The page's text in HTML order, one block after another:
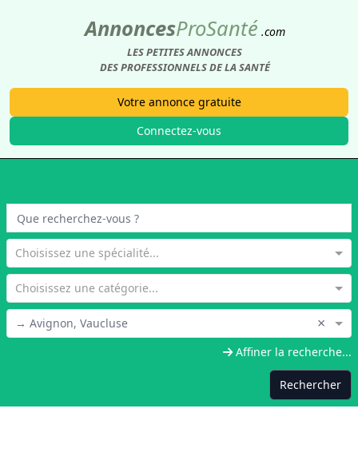
AnnoncesProSanté .com
LES PETITES ANNONCES
DES PROFESSIONNELS DE LA SANTÉ
Votre annonce gratuite
Connectez-vous
Choisissez une spécialité...
Choisissez une catégorie...
→ Avignon, Vaucluse ×
Affiner la recherche...
Rechercher